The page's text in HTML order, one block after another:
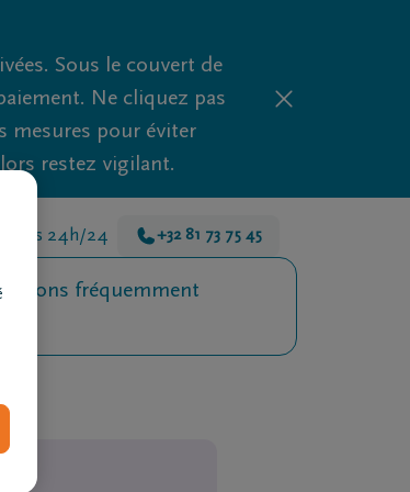
Sous le couvert de
Ne cliquez pas
mesures pour éviter
restez vigilant.
vous 24h/24 +32 81 73 75 45
fréquemment